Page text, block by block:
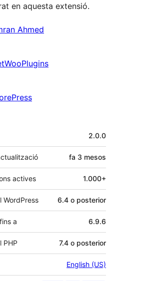
en aquesta extensió.
Ahmed
2.0.0
fa 3 mesos
actives 1.000+
WordPress 6.4 o posterior
a 6.9.6
PHP 7.4 o posterior
English (US)